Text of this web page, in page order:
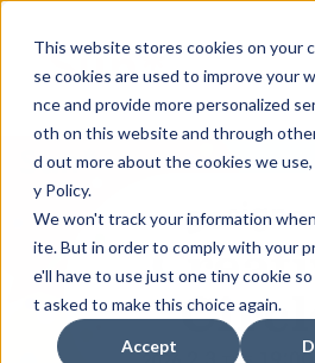
This website stores cookies on your
se cookies are used to improve your
nce and provide more personalized
oth on this website and through
d out more about the cookies we
y Policy.
We won't track your information
ite. But in order to comply with your
e'll have to use just one tiny cookie
t asked to make this choice again.
Accept